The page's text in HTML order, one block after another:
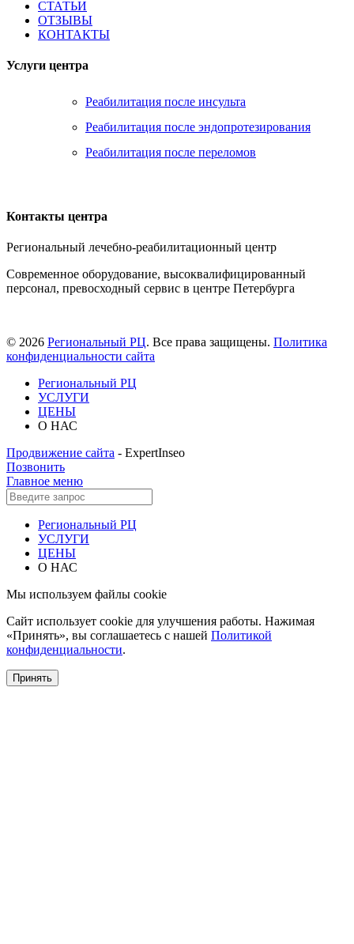
СТАТЬИ
ОТЗЫВЫ
КОНТАКТЫ
Услуги центра
Реабилитация после инсульта
Реабилитация после эндопротезирования
Реабилитация после переломов
Контакты центра
Региональный лечебно-реабилитационный центр
Современное оборудование, высоквалифицированный
персонал, превосходный сервис в центре Петербурга
© 2026 Региональный РЦ. Все права защищены. Политика
конфиденциальности сайта
Региональный РЦ
УСЛУГИ
ЦЕНЫ
О НАС
Продвижение сайта - ExpertInseo
Позвонить
Главное меню
Региональный РЦ
УСЛУГИ
ЦЕНЫ
О НАС
Мы используем файлы cookie
Сайт использует cookie для улучшения работы. Нажимая
«Принять», вы соглашаетесь с нашей Политикой
конфиденциальности.
Принять